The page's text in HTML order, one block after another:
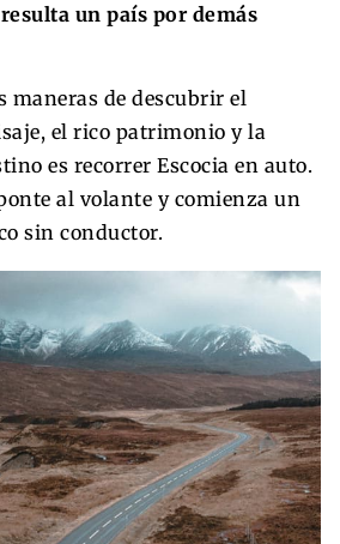
un país por demás
maneras de descubrir el
el rico patrimonio y la
es recorrer Escocia en auto.
al volante y comienza un
sin conductor.